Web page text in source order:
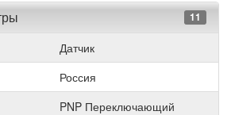
11
Датчик
Россия
PNP Переключающий